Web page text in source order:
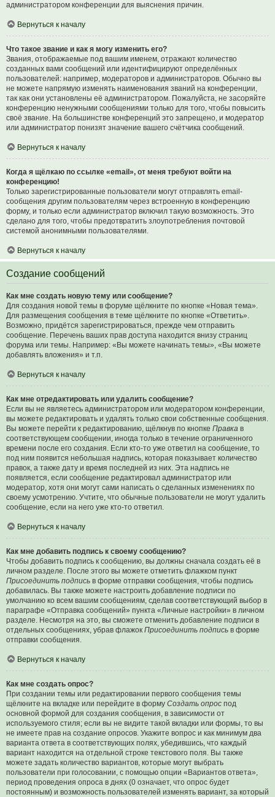
администратором конференции для выяснения причин.
Вернуться к началу
Что такое звание и как я могу изменить его?
Звания, отображаемые под вашим именем, отражают количество
созданных вами сообщений или идентифицируют определённых
пользователей: например, модераторов и администраторов. Обычно вы
не можете напрямую изменять наименования званий на конференции,
так как они установлены её администратором. Пожалуйста, не засоряйте
конференцию ненужными сообщениями только для того, чтобы повысить
своё звание. На большинстве конференций это запрещено, и модератор
или администратор понизят значение вашего счётчика сообщений.
Вернуться к началу
Когда я щёлкаю по ссылке «email», от меня требуют войти на
конференцию!
Только зарегистрированные пользователи могут отправлять email-
сообщения другим пользователям через встроенную в конференцию
форму, и только если администратор включил такую возможность. Это
сделано для того, чтобы предотвратить злоупотребления почтовой
системой анонимными пользователями.
Вернуться к началу
Создание сообщений
Как мне создать новую тему или сообщение?
Для создания новой темы в форуме щёлкните по кнопке «Новая тема».
Для размещения сообщения в теме щёлкните по кнопке «Ответить».
Возможно, придётся зарегистрироваться, прежде чем отправить
сообщение. Перечень ваших прав доступа находится внизу страниц
форума или темы. Например: «Вы можете начинать темы», «Вы можете
добавлять вложения» и т.п.
Вернуться к началу
Как мне отредактировать или удалить сообщение?
Если вы не являетесь администратором или модератором конференции,
вы можете редактировать и удалять только свои собственные сообщения.
Вы можете перейти к редактированию, щёлкнув по кнопке Правка в
соответствующем сообщении, иногда только в течение ограниченного
времени после его создания. Если кто-то уже ответил на сообщение, то
под ним появится небольшая надпись, которая показывает количество
правок, а также дату и время последней из них. Эта надпись не
появляется, если сообщение редактировал администратор или
модератор, хотя они могут сами написать о сделанных изменениях по
своему усмотрению. Учтите, что обычные пользователи не могут удалить
сообщение, если на него уже кто-то ответил.
Вернуться к началу
Как мне добавить подпись к своему сообщению?
Чтобы добавить подпись к сообщению, вы должны сначала создать её в
личном разделе. После этого вы можете отметить флажком пункт
Присоединить подпись в форме отправки сообщения, чтобы подпись
добавилась. Вы также можете настроить добавление подписи по
умолчанию ко всем вашим сообщениям, сделав соответствующий выбор в
параграфе «Отправка сообщений» пункта «Личные настройки» в личном
разделе. Несмотря на это, вы сможете отменить добавление подписи в
отдельных сообщениях, убрав флажок Присоединить подпись в форме
отправки сообщения.
Вернуться к началу
Как мне создать опрос?
При создании темы или редактировании первого сообщения темы
щёлкните на вкладке или перейдите в форму Создать опрос под
основной формой для создания сообщения, в зависимости от
используемого стиля; если вы не видите такой вкладки или формы, то вы
не имеете прав на создание опросов. Укажите вопрос и как минимум два
варианта ответа в соответствующих полях, убедившись, что каждый
вариант находится на отдельной строке текстового поля. Вы также
можете задать количество вариантов, которые могут выбрать
пользователи при голосовании, с помощью опции «Вариантов ответа»,
период проведения опроса в днях (0 означает, что опрос будет
постоянным) и возможность пользователей изменять вариант, за который